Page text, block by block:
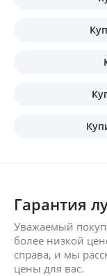
Гарантия
Уважаемый
более низкой
справа, и мы
цены для вас.